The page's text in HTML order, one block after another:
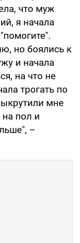
что муж
я начала
но боялись к
и начала
на что не
трогать по
мне
на пол и
–